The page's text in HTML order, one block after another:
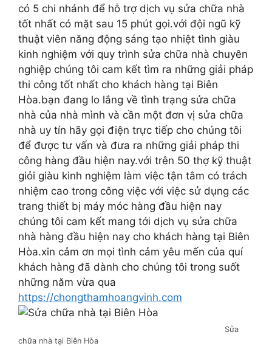
có 5 chi nhánh để hỗ trợ dịch vụ sửa chữa nhà
tốt nhất có mặt sau 15 phút gọi.với đội ngũ kỹ
thuật viên năng động sáng tạo nhiệt tình giàu
kinh nghiệm với quy trình sửa chữa nhà chuyên
nghiệp chúng tôi cam kết tìm ra những giải pháp
thi công tốt nhất cho khách hàng tại Biên
Hòa.bạn đang lo lắng về tình trạng sửa chữa
nhà của nhà mình và cần một đơn vị sửa chữa
nhà uy tín hãy gọi điện trực tiếp cho chúng tôi
để được tư vấn và đưa ra những giải pháp thi
công hàng đầu hiện nay.với trên 50 thợ kỹ thuật
giỏi giàu kinh nghiệm làm việc tận tâm có trách
nhiệm cao trong công việc với việc sử dụng các
trang thiết bị máy móc hàng đầu hiện nay
chúng tôi cam kết mang tới dịch vụ sửa chữa
nhà hàng đầu hiện nay cho khách hàng tại Biên
Hòa.xin cảm ơn mọi tình cảm yêu mến của quí
khách hàng đã dành cho chúng tôi trong suốt
những năm vừa qua
https://chongthamhoangvinh.com
Sửa
chữa nhà tại Biên Hòa